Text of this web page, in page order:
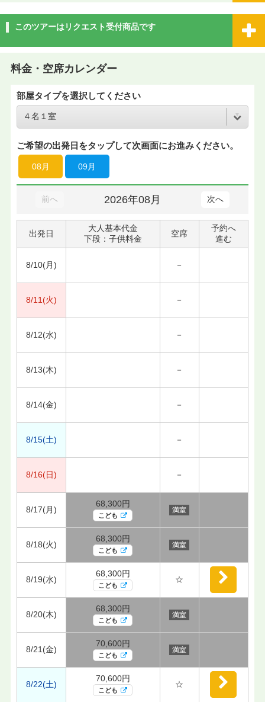
このツアーはリクエスト受付商品です
料金・空席カレンダー
部屋タイプを選択してください
ご希望の出発日をタップして次画面にお進みください。
08月 09月
前へ 2026年08月 次へ
出発日
大人基本代金
下段：子供料金
空席
予約へ
進む
8/10(月) －
8/11(火) －
8/12(水) －
8/13(木) －
8/14(金) －
8/15(土) －
8/16(日) －
8/17(月)
68,300円
こども
満室
8/18(火)
68,300円
こども
満室
8/19(水)
68,300円
こども
☆
8/20(木)
68,300円
こども
満室
8/21(金)
70,600円
こども
満室
8/22(土)
70,600円
こども
☆